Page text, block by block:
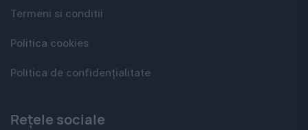
Termeni si conditii
Politica cookies
Politica de confidențialitate
Rețele sociale